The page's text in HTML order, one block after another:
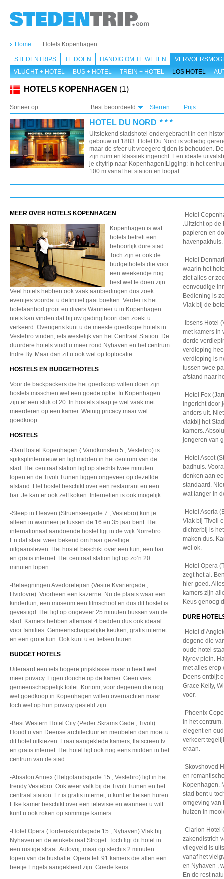
Home Hotels Kopenhagen
STEDENTRIPS TE DOEN HANDIG OM TE WETEN
VLUCHT + HOTEL
BUS + HOTEL TREIN + HOTEL LOS HOTEL
HOTELS KOPENHAGEN (1)
Sorteer op: Best beoordeeld Sterren Prijs
HOTEL DU NORD
Uitstekend stadshotel ondergebracht in een
gebouw uit 1883. Hotel Du Nord is volledig
maar de sfeer uit vroegere tijden is behouden.
zijn ruim en klassiek ingericht. Een ideale
je citytrip naar Kopenhagen!Ligging: In het
100 m vanaf het station en loopaf...
MEER OVER HOTELS KOPENHAGEN
Kopenhagen is wat
hotels betreft een
behoorlijk dure stad.
Toch zijn er ook de
budgethotels die voor
een weekendje nog
best wel te doen zijn.
Veel hotels hebben ook vaak aanbiedingen dus zoek
eventjes voordat u definitief gaat boeken. Verder is het
hotelaanbod groot en divers.Wanneer u in Kopenhagen
niets kan vinden dat bij uw gading hoort dan zoekt u
verkeerd. Overigens kunt u de meeste goedkope hotels in
Vestebro vinden, iets westelijk van het Centraal Station. De
duurdere hotels vindt u meer rond Nyhaven en het centrum
Indre By. Maar dan zit u ook wel op toplocatie.
HOSTELS EN BUDGETHOTELS
Voor de backpackers die het goedkoop willen doen zijn
hostels misschien wel een goede optie. In Kopenhagen
zijn er een stuk of 20. In hostels slaap je wel vaak met
meerderen op een kamer. Weinig pricacy maar wel
goedkoop.
HOSTELS
-DanHostel Kopenhagen ( Vandkunsten 5 , Vestebro) is
spiksplinternieuw en ligt midden in het centrum van de
stad. Het centraal station ligt op slechts twee minuten
lopen en de Tivoli Tuinen liggen ongeveer op dezelfde
afstand. Het hostel beschikt over een restaurant en een
bar. Je kan er ook zelf koken. Internetten is ook mogelijk.
-Sleep in Heaven (Struenseegade 7 , Vestebro) kun je
alleen in wanneer je tussen de 16 en 35 jaar bent. Het
internationaal aandoende hostel ligt in de wijk Norrebro.
En dat staat weer bekend om haar gezellige
uitgaansleven. Het hostel beschikt over een tuin, een bar
en gratis internet. Het centraal station ligt op zo’n 20
minuten lopen.
-Belaegningen Avedorelejran (Vestre Kvartergade ,
Hvidovre). Voorheen een kazerne. Nu de plaats waar een
kindertuin, een museum een filmschool en dus dit hostel is
gevestigd. Het ligt op ongeveer 25 minuten bussen van de
stad. Kamers hebben allemaal 4 bedden dus ook ideaal
voor families. Gemeenschappelijke keuken, gratis internet
en een grote tuin. Ook kunt u er fietsen huren.
BUDGET HOTELS
Uiteraard een iets hogere prijsklasse maar u heeft wel
meer privacy. Eigen douche op de kamer. Geen vies
gemeenschappelijk toilet. Kortom, voor degenen die nog
wel goedkoop in Kopenhagen willen overnachten maar
toch wel op hun privacy gesteld zijn.
-Best Western Hotel City (Peder Skrams Gade , Tivoli).
Houdt u van Deense architectuur en meubelen dan moet u
dit hotel uitkiezen. Fraai aangeklede kamers, flatscreen tv
en gratis internet. Het hotel ligt ook nog eens midden in het
centrum van de stad.
-Absalon Annex (Helgolandsgade 15 , Vestebro) ligt in het
trendy Vestebro. Ook weer valk bij de Tivoli Tuinen en het
centraal station. Er is gratis internet, u kunt er fietsen huren.
Elke kamer beschikt over een televisie en wanneer u wilt
kunt u ook roken op sommige kamers.
-Hotel Opera (Tordenskjoldsgade 15 , Nyhaven) Vlak bij
Nyhaven en de winkelstraat Stroget. Toch ligt dit hotel in
een rustige straat. Autovrij, maar op slechts 2 minuten
lopen van de bushalte. Opera telt 91 kamers die allen een
beetje Engels aangekleed zijn. Goede keus.
-Hotel
.Uitzicht op de
papieren en
-Hotel
waarin het
ziet alles er
eenvoudige
Bediening is
Vlak bij de
-Ibsens Hotel
met kamers in
derde
verdieping
verdieping is
tussen twee
afstand naar
-Hotel Fox
ingericht door
anders uit.
vlakbij het
kamers.
jongeren van
-Hotel Ascot
badhuis.
denken aan
standaard.
wat langer in
-Hotel Asoria
Vlak bij Tivoli
dichterbij is
maken dus.
wel ok.
-Hotel Opera
zegt het al.
hier goed.
kamers zijn
Keus genoeg
DURE
-Hotel
degene die
oude hotel
Nyrov plein.
met alles erop
Deens ontbijt
Grace Kelly,
voor.
-Phoenix
in het
elegent en
verkeert
eraan.
-Skovshoved
en
Kopenhagen.
stad bent u
omgeving van
huizen in
-Clarion Hotel
zakendistrich
vliegveld is
vanaf het
en Nyhaven ,
En de rest